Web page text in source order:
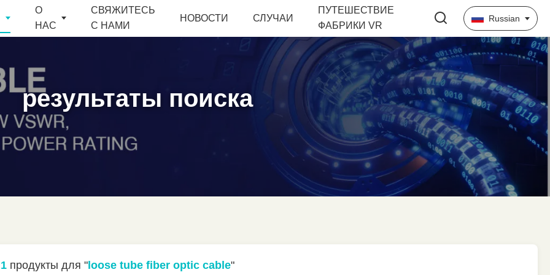
О
НАС
СВЯЖИТЕСЬ
С НАМИ
НОВОСТИ СЛУЧАИ
ПУТЕШЕСТВИЕ
ФАБРИКИ VR
Russian
результаты поиска
1 продукты для " loose tube fiber optic cable"